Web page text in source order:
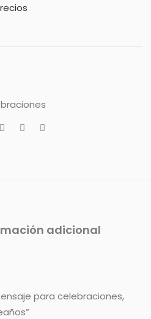
adicional
para celebraciones,